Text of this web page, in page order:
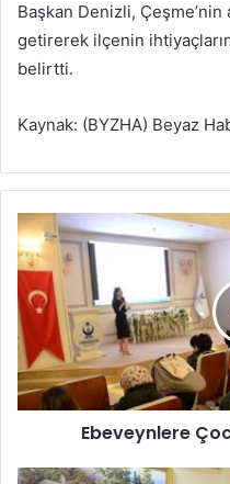
Başkan Denizli, Çeşme’nin
getirerek ilçenin
belirtti.
Kaynak: (BYZHA) Beyaz
E
b
e
v
e
y
n
l
e
Ç
Ebeveynlere
İ